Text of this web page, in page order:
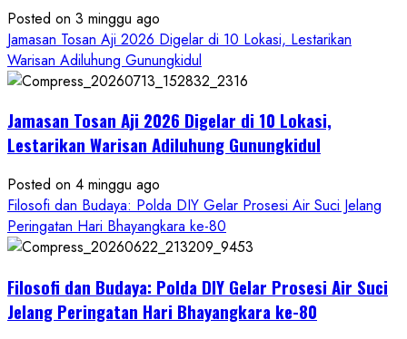
Petilasan
Sendangwangi
Mohon
Restu
Hayuning
Bawono
Posted on 3 minggu ago
Jamasan Tosan Aji 2026 Digelar di 10 Lokasi, Lestarikan
Warisan Adiluhung Gunungkidul
Jamasan Tosan Aji 2026 Digelar di 10 Lokasi,
Lestarikan Warisan Adiluhung Gunungkidul
Posted on 4 minggu ago
Filosofi dan Budaya: Polda DIY Gelar Prosesi Air Suci Jelang
Peringatan Hari Bhayangkara ke-80
Filosofi dan Budaya: Polda DIY Gelar Prosesi Air Suci
Jelang Peringatan Hari Bhayangkara ke-80